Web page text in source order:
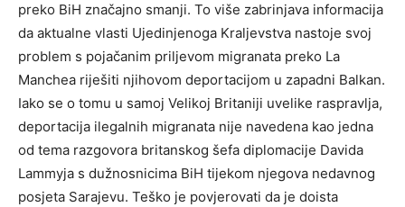
preko BiH značajno smanji. To više zabrinjava informacija
da aktualne vlasti Ujedinjenoga Kraljevstva nastoje svoj
problem s pojačanim priljevom migranata preko La
Manchea riješiti njihovom deportacijom u zapadni Balkan.
Iako se o tomu u samoj Velikoj Britaniji uvelike raspravlja,
deportacija ilegalnih migranata nije navedena kao jedna
od tema razgovora britanskog šefa diplomacije Davida
Lammyja s dužnosnicima BiH tijekom njegova nedavnog
posjeta Sarajevu. Teško je povjerovati da je doista